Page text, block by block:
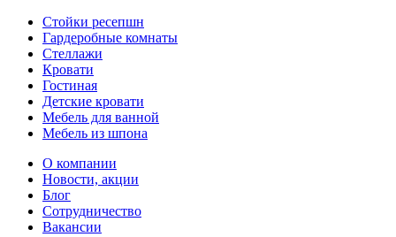
Стойки ресепшн
Гардеробные комнаты
Стеллажи
Кровати
Гостиная
Детские кровати
Мебель для ванной
Мебель из шпона
О компании
Новости, акции
Блог
Сотрудничество
Вакансии